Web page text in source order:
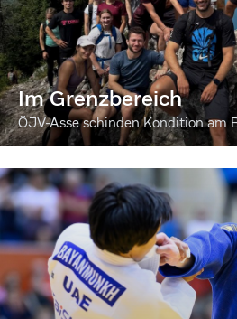
Im Grenzbereich
ÖJV-Asse schinden Kondition am